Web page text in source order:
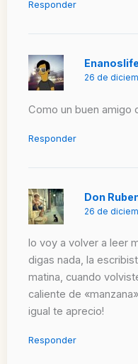
Responder
Enanoslife
26 de
Como un buen amigo
Responder
Don
26 de
lo voy a volver a leer
digas nada, la
matina, cuando
caliente de
igual te aprecio!
Responder